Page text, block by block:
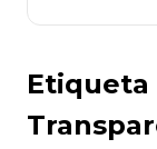
Etiqueta